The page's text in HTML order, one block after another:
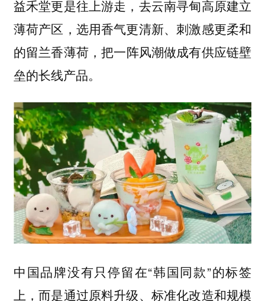
益禾堂更是往上游走，去云南寻甸高原建立
薄荷产区，选用香气更清新、刺激感更柔和
的留兰香薄荷，把一阵风潮做成有供应链壁
垒的长线产品。
中国品牌没有只停留在“韩国同款”的标签
上，而是通过原料升级、标准化改造和规模